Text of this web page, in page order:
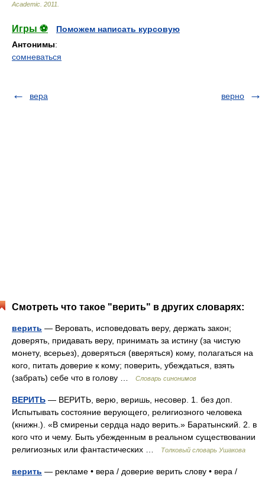
Academic 2011
Игры ⚽
Поможем написать курсовую
Антонимы:
сомневаться
вера верно
Смотреть что такое "верить" в других словарях:
верить — Веровать, исповедовать веру, держать закон;
доверять, придавать веру, принимать за истину (за чистую
монету, всерьез), доверяться (вверяться) кому, полагаться на
кого, питать доверие к кому; поверить, убеждаться, взять
(забрать) себе что в голову …
Словарь синонимов
ВЕРИТЬ — ВЕРИТЬ, верю, веришь, несовер. 1. без доп.
Испытывать состояние верующего, религиозного человека
(книжн.). «В смиреньи сердца надо верить.» Баратынский. 2. в
кого что и чему. Быть убежденным в реальном существовании
религиозных или фантастических …
Толковый словарь Ушакова
верить — рекламе • вера / доверие верить слову • вера /